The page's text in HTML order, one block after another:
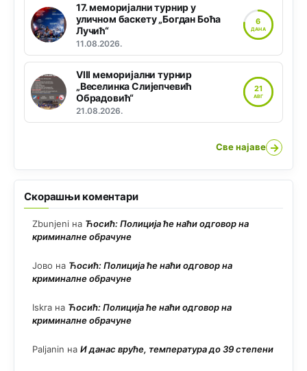
17. меморијални турнир у
уличном баскету „Богдан Боћа
Лучић“
11.08.2026.
6
ДАНА
VIII меморијални турнир
„Веселинка Слијепчевић
Обрадовић“
21.08.2026.
21
АВГ
Све најаве →
Скорашњи коментари
Zbunjeni на Ћосић: Полиција ће наћи одговор на
криминалне обрачуне
Јово на Ћосић: Полиција ће наћи одговор на
криминалне обрачуне
Iskra на Ћосић: Полиција ће наћи одговор на
криминалне обрачуне
Paljanin на И данас вруће, температура до 39 степени